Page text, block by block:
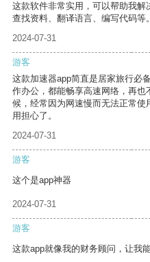
这款软件非常实用，可以帮助我
查找资料、翻译语言、编写代码等。
2024-07-31
游客
这款加速器app简直是居家旅行必
作办公，都能畅享高速网络，再
候，经常因为网速慢而无法正常
用担心了。
2024-07-31
游客
这个是app神器
2024-07-31
游客
这款app就像我的财务顾问，让我